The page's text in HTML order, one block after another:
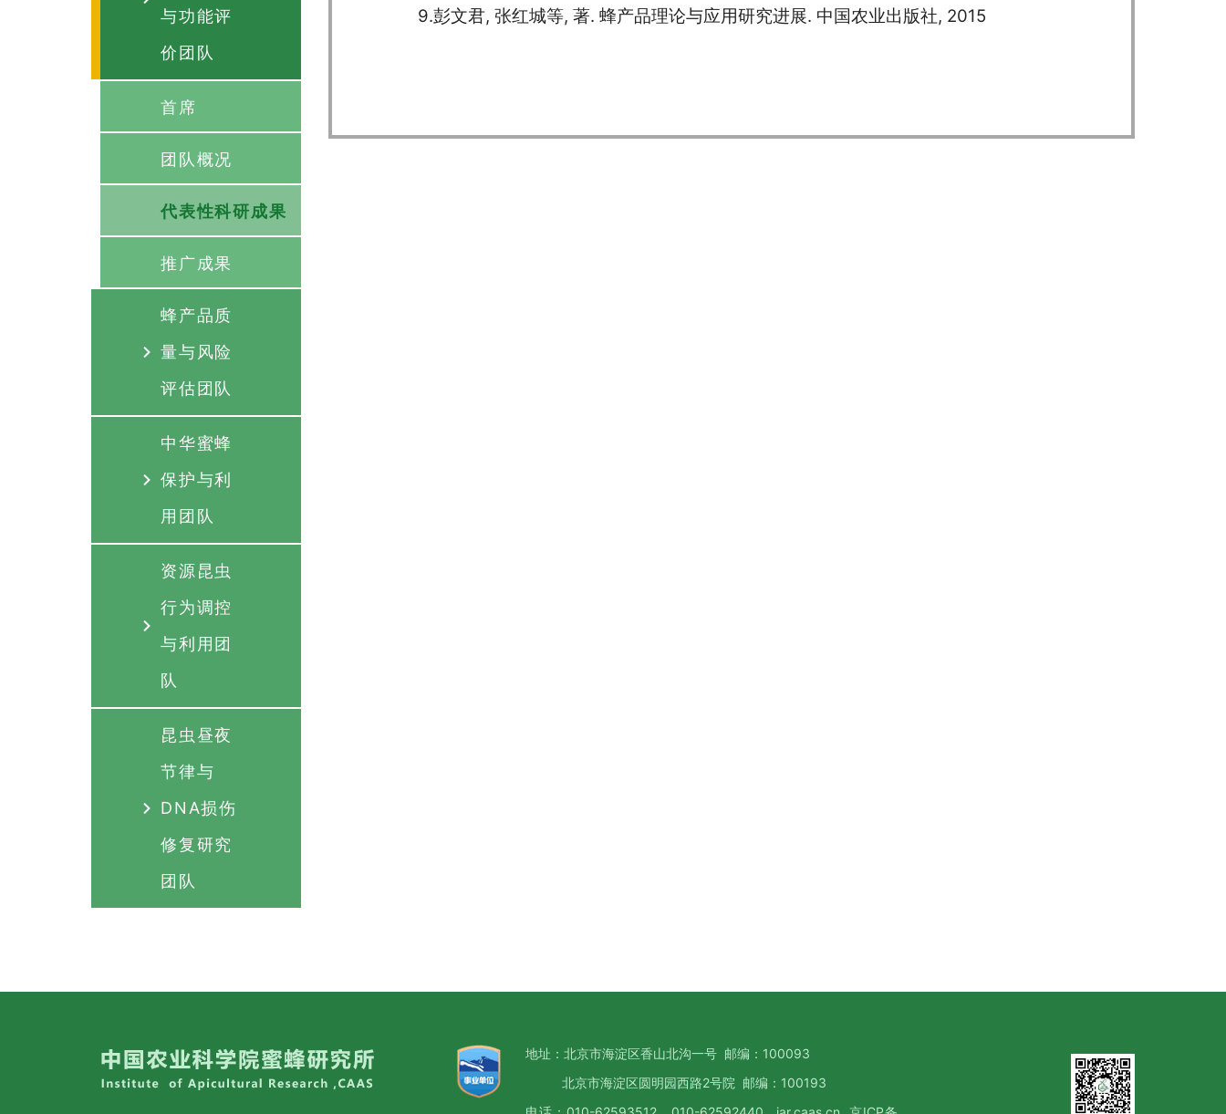
与功能评
价团队
首席
团队概况
代表性科研成果
推广成果
蜂产品质
量与风险
评估团队
中华蜜蜂
保护与利
用团队
资源昆虫
行为调控
与利用团
队
昆虫昼夜
节律与
DNA损伤
修复研究
团队
9.彭文君, 张红城等, 著. 蜂产品理论与应用研究进展. 中国农业出版社, 2015
地址：北京市海淀区香山北沟一号 邮编：100093
北京市海淀区圆明园西路2号院 邮编：100193